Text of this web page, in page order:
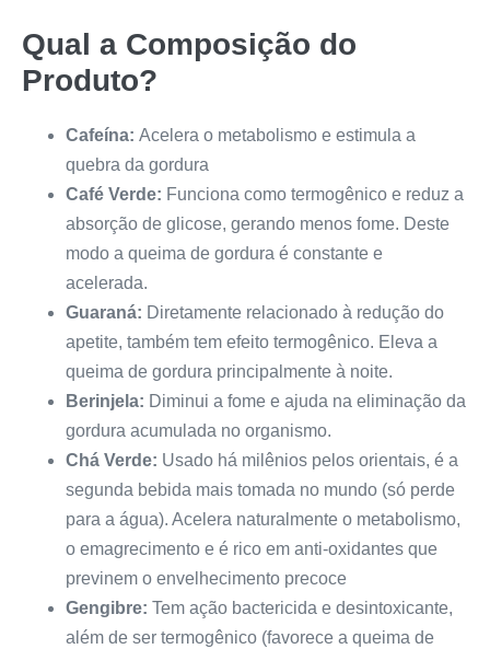
Qual a Composição do
Produto?
Cafeína: Acelera o metabolismo e estimula a
quebra da gordura
Café Verde: Funciona como termogênico e reduz a
absorção de glicose, gerando menos fome. Deste
modo a queima de gordura é constante e
acelerada.
Guaraná: Diretamente relacionado à redução do
apetite, também tem efeito termogênico. Eleva a
queima de gordura principalmente à noite.
Berinjela: Diminui a fome e ajuda na eliminação da
gordura acumulada no organismo.
Chá Verde: Usado há milênios pelos orientais, é a
segunda bebida mais tomada no mundo (só perde
para a água). Acelera naturalmente o metabolismo,
o emagrecimento e é rico em anti-oxidantes que
previnem o envelhecimento precoce
Gengibre: Tem ação bactericida e desintoxicante,
além de ser termogênico (favorece a queima de